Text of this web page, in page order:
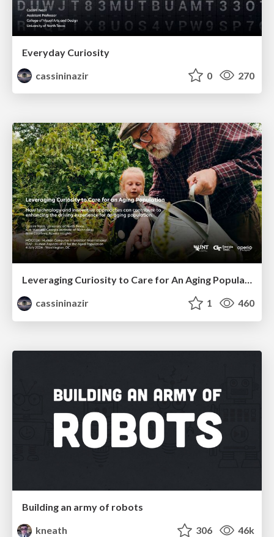
Everyday Curiosity
cassininazir
0 270
Leveraging Curiosity to Care for An Aging Population
cassininazir
1 460
Building an army of robots
kneath
306 46k